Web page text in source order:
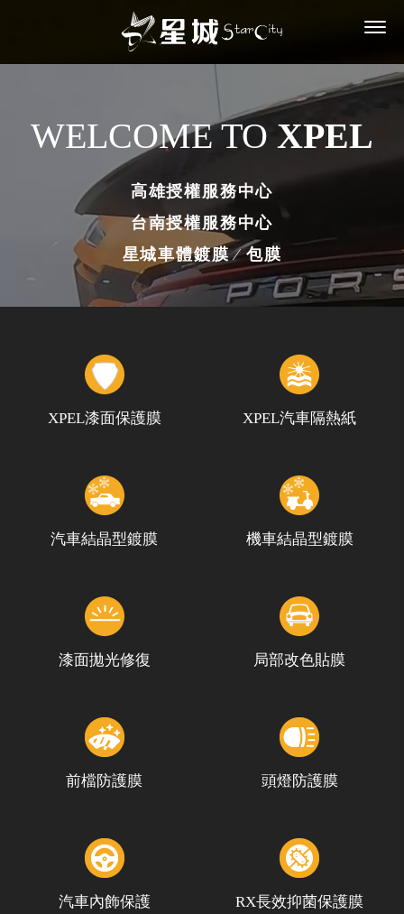
WELCOME TO XPEL
高雄授權服務中心
台南授權服務中心
星城車體鍍膜∕包膜
XPEL漆面保護膜 XPEL汽車隔熱紙
汽車結晶型鍍膜 機車結晶型鍍膜
漆面拋光修復 局部改色貼膜
前檔防護膜 頭燈防護膜
汽車內飾保護 RX長效抑菌保護膜